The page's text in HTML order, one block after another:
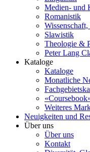
Medien- und
Romanistik
Slawistik
Theologie &
Peter Lang
Kataloge
Kataloge
Monatliche
Weiteres
Neuigkeiten und
Über uns
Über uns
Kontakt